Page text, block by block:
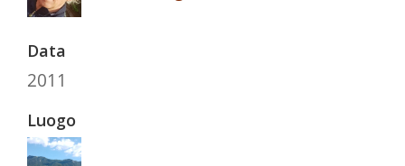
Data
2011
Luogo